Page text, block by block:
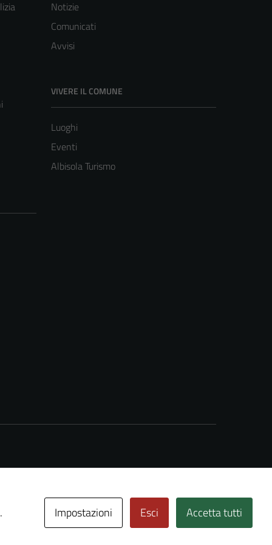
Notizie
Comunicati
Avvisi
VIVERE IL COMUNE
Luoghi
Eventi
Albisola Turismo
Impostazioni Esci Accetta tutti